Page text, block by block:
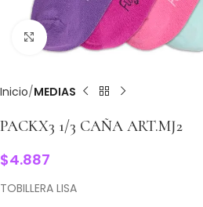
Clic para ampliar
Inicio MEDIAS
PACKX3 1/3 CAÑA ART.MJ2
$4.887
TOBILLERA LISA